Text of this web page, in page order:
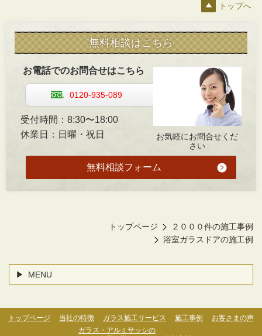
トップへ
無料相談はこちら
お気軽にお問合せくだ
さい
お電話でのお問合せはこちら
0120-935-089
受付時間：8:30〜18:00
休業日：日曜・祝日
無料相談フォーム
トップページ
２０００件の施工事例
浴室ガラスドアの施工例
MENU
トップページ 当社の特徴 ガラス施工サービス 施工事例
お客さまの声
ガラス・アルミサッシの